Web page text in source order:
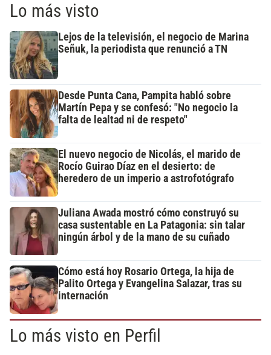
Lo más visto
Lejos de la televisión, el negocio de Marina
Señuk, la periodista que renunció a TN
Desde Punta Cana, Pampita habló sobre
Martín Pepa y se confesó: "No negocio la
falta de lealtad ni de respeto"
El nuevo negocio de Nicolás, el marido de
Rocío Guirao Díaz en el desierto: de
heredero de un imperio a astrofotógrafo
Juliana Awada mostró cómo construyó su
casa sustentable en La Patagonia: sin talar
ningún árbol y de la mano de su cuñado
Cómo está hoy Rosario Ortega, la hija de
Palito Ortega y Evangelina Salazar, tras su
internación
Lo más visto en Perfil